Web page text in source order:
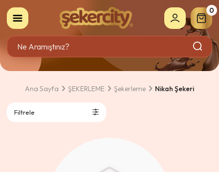
0
Ana Sayfa ŞEKERLEME Şekerleme Nikah Şekeri
Filtrele